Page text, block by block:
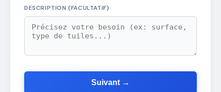
DESCRIPTION (FACULTATIF)
Suivant →